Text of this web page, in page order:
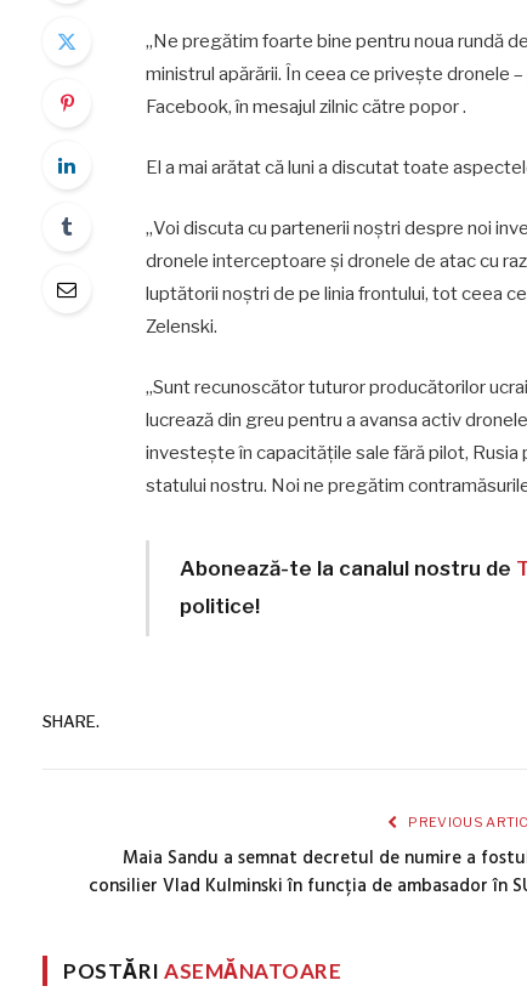
„Ne pregătim foarte bine pentru noua rundă
ministrul apărării. În ceea ce privește dronele
Facebook, în mesajul zilnic către popor .
El a mai arătat că luni a discutat toate
„Voi discuta cu partenerii noștri despre noi
dronele interceptoare și dronele de atac cu
luptătorii noștri de pe linia frontului, tot ceea
Zelenski.
„Sunt recunoscător tuturor producătorilor
lucrează din greu pentru a avansa activ
investește în capacitățile sale fără pilot,
statului nostru. Noi ne pregătim
Abonează-te la canalul nostru de
politice!
SHARE.
PREVIOUS
Maia Sandu a semnat decretul de numire a
consilier Vlad Kulminski în funcția de ambasador în
POSTĂRIASEMĂNATOARE